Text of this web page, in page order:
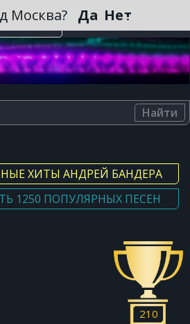
Москва? Да Нет
Найти
ХИТЫ АНДРЕЙ БАНДЕРА
1250 ПОПУЛЯРНЫХ ПЕСЕН
210